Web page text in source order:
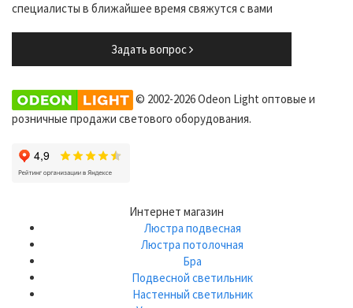
специалисты в ближайшее время свяжутся с вами
Задать вопрос
© 2002-2026 Odeon Light оптовые и
розничные продажи светового оборудования.
Интернет магазин
Люстра подвесная
Люстра потолочная
Бра
Подвесной светильник
Настенный светильник